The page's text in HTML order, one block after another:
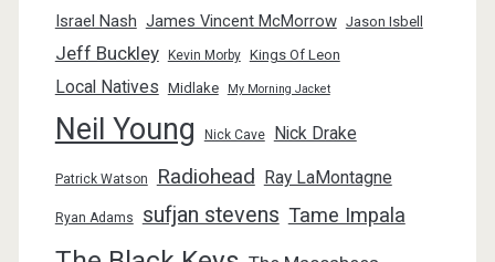
Israel Nash James Vincent McMorrow Jason Isbell
Jeff Buckley Kevin Morby Kings Of Leon
Local Natives Midlake My Morning Jacket
Neil Young Nick Cave Nick Drake
Patrick Watson Radiohead Ray LaMontagne
Ryan Adams sufjan stevens Tame Impala